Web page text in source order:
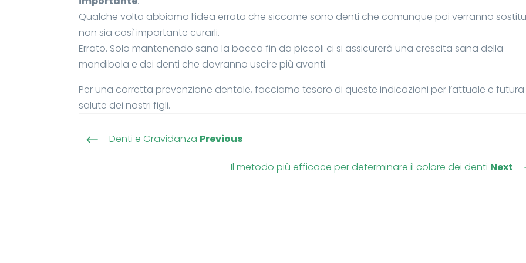
Qualche volta abbiamo l’idea errata che siccome sono denti che comunque poi verranno
non sia così importante curarli.
Errato. Solo mantenendo sana la bocca fin da piccoli ci si assicurerà una crescita sana della
mandibola e dei denti che dovranno uscire più avanti.
Per una corretta prevenzione dentale, facciamo tesoro di queste indicazioni per l’attuale e futura
salute dei nostri figli.
# Denti e Gravidanza Previous
Il metodo più efficace per determinare il colore dei denti Next